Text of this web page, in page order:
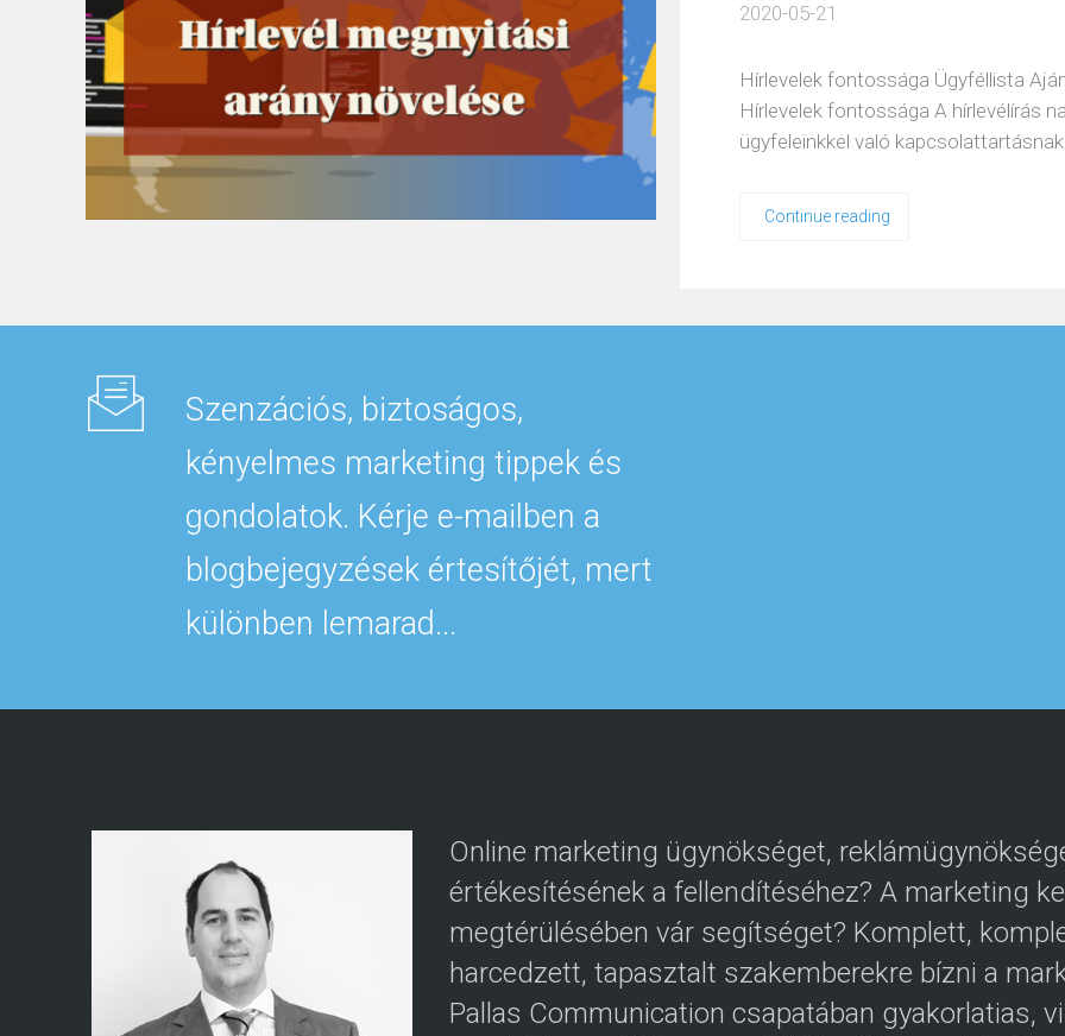
2020-05-21
Hírlevelek fontossága Ügyféllista
Hírlevelek fontossága A hírlevélírás
ügyfeleinkkel való
Continue reading
Szenzációs, biztoságos,
kényelmes marketing tippek és
gondolatok. Kérje e-mailben a
blogbejegyzések értesítőjét, mert
különben lemarad...
Online marketing ügynökséget,
értékesítésének a fellendítéséhez? A marketing
megtérülésében vár segítséget? Komplett,
harcedzett, tapasztalt szakemberekre bízni a
Pallas Communication csapatában gyakorlatias,